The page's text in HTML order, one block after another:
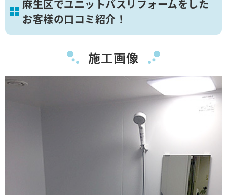
麻生区でユニットバスリフォームをした
お客様の口コミ紹介！
施工画像